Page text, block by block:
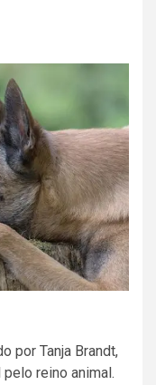
por Tanja Brandt,
reino animal.